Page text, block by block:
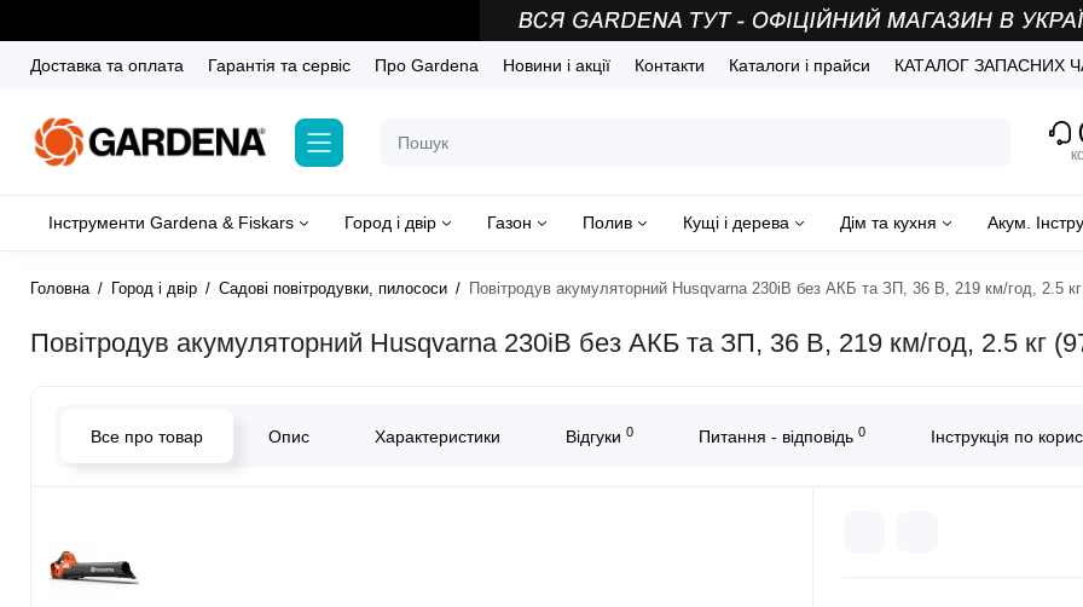
Доставка та оплата Гарантія та сервіс Про Gardena Новини і акції Контакти Каталоги і прайси КАТАЛОГ ЗАПАСНИХ
Інструменти Gardena & Fiskars Город і двір Газон Полив Кущі і дерева Дім та кухня Акум.
Головна Город і двір Садові повітродувки, пилососи Повітродув акумуляторний Husqvarna 230iB без АКБ та ЗП, 36 В, 219 км/год, 2.5
Повітродув акумуляторний Husqvarna 230iB без АКБ та ЗП, 36 В, 219 км/год, 2.5 кг
Все про товар Опис Характеристики Відгуки 0 Питання - відповідь 0 Інструкція по